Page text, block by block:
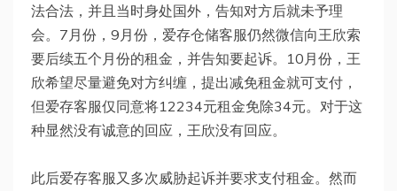
法合法，并且当时身处国外，告知对方后就未予理
会。7月份，9月份，爱存仓储客服仍然微信向王欣索
要后续五个月份的租金，并告知要起诉。10月份，王
欣希望尽量避免对方纠缠，提出减免租金就可支付，
但爱存客服仅同意将12234元租金免除34元。对于这
种显然没有诚意的回应，王欣没有回应。
此后爱存客服又多次威胁起诉并要求支付租金。然而